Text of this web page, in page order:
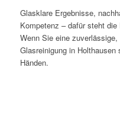
Glasklare Ergebnisse,
Kompetenz – dafür steht
Wenn Sie eine
Glasreinigung in
Händen.